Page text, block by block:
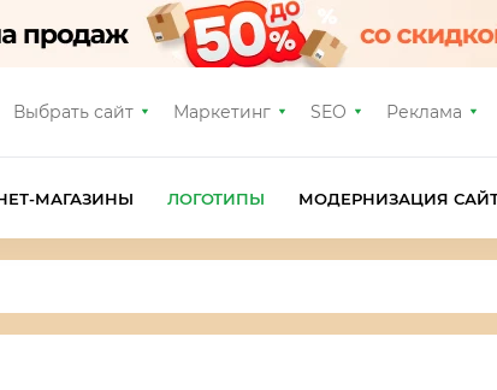
Выбрать сайт Маркетинг SEO Реклама
МАГАЗИНЫ ЛОГОТИПЫ МОДЕРНИЗАЦИЯ